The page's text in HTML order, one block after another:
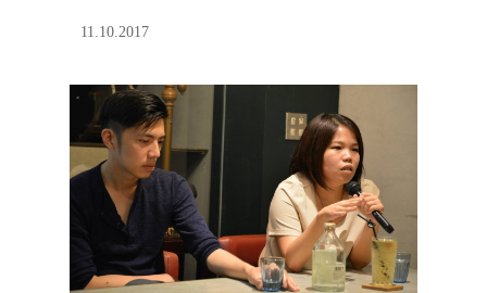
11.10.2017